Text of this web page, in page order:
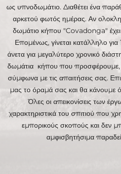
ως υπνοδωμάτιο. Διαθέτει ένα
αρκετού φωτός ημέρας. Αν
δωμάτιο κήπου "Covadonga"
Επομένως, γίνεται κατάλληλο
άνετα για μεγαλύτερο χρονικό
δωμάτια κήπου που προσφέρουμε,
σύμφωνα με τις απαιτήσεις σας.
μας το όραμά σας και θα κάνουμε
Όλες οι απεικονίσεις των
χαρακτηριστικά του σπιτιού που
εμπορικούς σκοπούς και δεν
αμφισβητήσιμα